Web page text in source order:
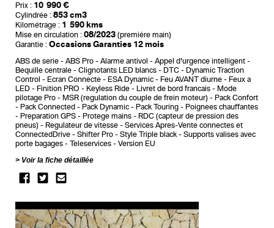
Prix : 10 990 €
Cylindrée : 853 cm3
Kilométrage : 1 590 kms
Mise en circulation : 08/2023 (première main)
Garantie : Occasions Garanties 12 mois
ABS de serie ABS Pro Alarme antivol
Appel d'urgence intelligent
Bequille centrale
Clignotants LED blancs
DTC - Dynamic Traction
Control
Ecran Connecte ESA Dynamic Feu AVANT diurne
Feux a
LED
Finition PRO Keyless Ride Livret de bord francais
Mode
pilotage Pro
MSR (regulation du couple de frein moteur)
Pack Confort
Pack Connected
Pack Dynamic Pack Touring
Poignees chauffantes
Preparation GPS
Protege mains
RDC (capteur de pression des
pneus)
Regulateur de vitesse
Services Apres-Vente connectes et
ConnectedDrive
Shifter Pro Style Triple black
Supports valises avec
porte bagages
Teleservices
Version EU
Voir la fiche détaillée